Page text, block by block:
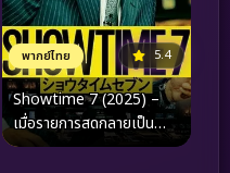
พากย์ไทย 5.4
Showtime 7 (2025) –
เมื่อรายการสดกลายเป็น
สมรภูมิ และความจริงคือเดิม